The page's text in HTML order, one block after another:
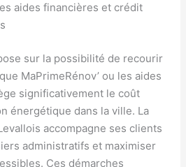
aides financières et crédit
sur la possibilité de recourir
MaPrimeRénov’ ou les aides
significativement le coût
énergétique dans la ville. La
accompagne ses clients
administratifs et maximiser
Ces démarches